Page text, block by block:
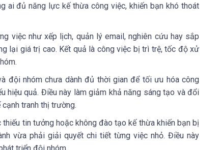
ai đủ năng lực kế thừa công việc, khiến bạn khó thoát
việc như xếp lịch, quản lý email, nghiên cứu hay sắp
lại giá trị cao. Kết quả là công việc bị trì trệ, tốc độ xử
đội nhóm chưa dành đủ thời gian để tối ưu hóa công
hiệu quả. Điều này làm giảm khả năng sáng tạo và đổi
tranh thị trường.
thiếu tin tưởng hoặc không đào tạo kế thừa khiến bạn bị
vừa phải giải quyết chi tiết từng việc nhỏ. Điều này